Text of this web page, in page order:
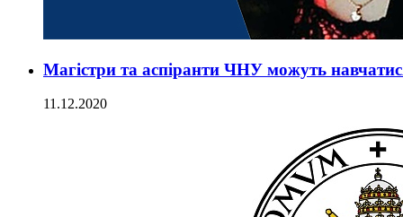
Магістри та аспіранти ЧНУ можуть
11.12.2020